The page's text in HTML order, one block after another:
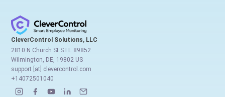
CleverControl Solutions, LLC
2810 N Church St STE 89852
Wilmington, DE, 19802 US
support [at] clevercontrol.com
+14072501040